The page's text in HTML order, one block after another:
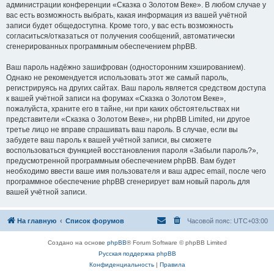
администрации конференции «Сказка о Золотом Веке». В любом случае у
вас есть возможность выбрать, какая информация из вашей учётной
записи будет общедоступна. Кроме того, у вас есть возможность
согласиться/отказаться от получения сообщений, автоматически
сгенерированных программным обеспечением phpBB.
Ваш пароль надёжно зашифрован (односторонним хэшированием).
Однако не рекомендуется использовать этот же самый пароль,
регистрируясь на других сайтах. Ваш пароль является средством доступа
к вашей учётной записи на форумах «Сказка о Золотом Веке»,
пожалуйста, храните его в тайне, ни при каких обстоятельствах ни
представители «Сказка о Золотом Веке», ни phpBB Limited, ни другое
третье лицо не вправе спрашивать ваш пароль. В случае, если вы
забудете ваш пароль к вашей учётной записи, вы сможете
воспользоваться функцией восстановления пароля «Забыли пароль?»,
предусмотренной программным обеспечением phpBB. Вам будет
необходимо ввести ваше имя пользователя и ваш адрес email, после чего
программное обеспечение phpBB сгенерирует вам новый пароль для
вашей учётной записи.
На главную Список форумов Часовой пояс: UTC+03:00
Создано на основе phpBB® Forum Software © phpBB Limited
Русская поддержка phpBB
Конфиденциальность| Правила